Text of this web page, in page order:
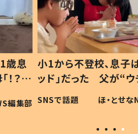
フテ
食”を
編集部
ひ孫にデレデレな80
が、抱っこすると…ひ
「涙が出ました」「可
い」
ほ・とせ